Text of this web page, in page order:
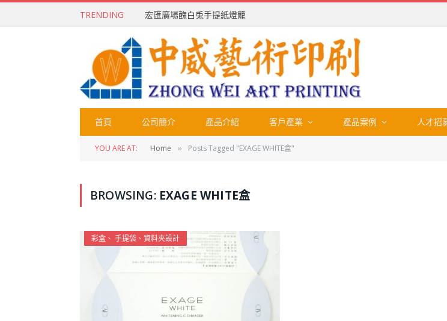
TRENDING 宏匯廣場醜白兎手提紙燈籠
首頁 公司簡介 產品介紹 客戶產業 產品案例 人才招
YOU ARE AT: Home » Posts Tagged "EXAGE WHITE盒"
BROWSING: EXAGE WHITE盒
彩盒、 手提袋、資料夾設計